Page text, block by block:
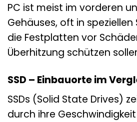
PC ist meist im vorderen
Gehäuses, oft in
die Festplatten vor
Überhitzung schützen
SSD – Einbauorte im
SSDs (Solid State Drives)
durch ihre